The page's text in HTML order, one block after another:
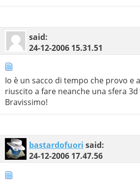
said:
24-12-2006 15.31.51
Io è un sacco di tempo che provo e
riuscito a fare neanche una sfera 3d
Bravissimo!
bastardofuori said:
24-12-2006 17.47.56